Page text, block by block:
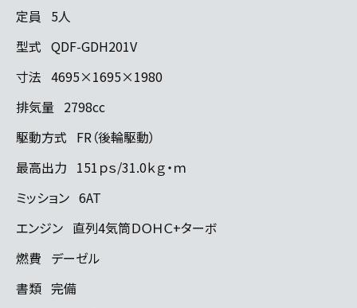
定員
5人
型式 QDF-GDH201V
寸法 4695×1695×1980
排気量 2798cc
駆動方式 FR（後輪駆動）
最高出力 151ｐｓ/31.0ｋｇ・ｍ
ミッション 6AT
エンジン 直列4気筒ＤＯＨＣ+ターボ
燃費 デーゼル
書類 完備